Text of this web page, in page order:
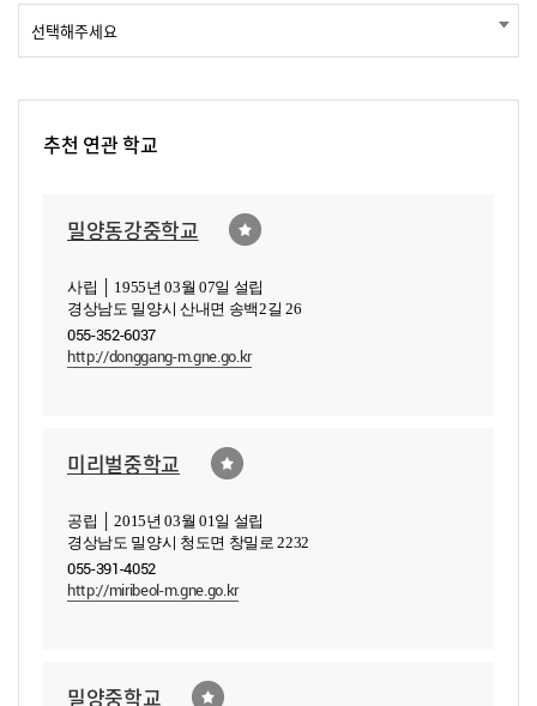
추천 연관 학교
밀양동강중학교
사립 │ 1955년 03월 07일 설립
경상남도 밀양시 산내면 송백2길 26
055-352-6037
http://donggang-m.gne.go.kr
미리벌중학교
공립 │ 2015년 03월 01일 설립
경상남도 밀양시 청도면 창밀로 2232
055-391-4052
http://miribeol-m.gne.go.kr
밀양중학교